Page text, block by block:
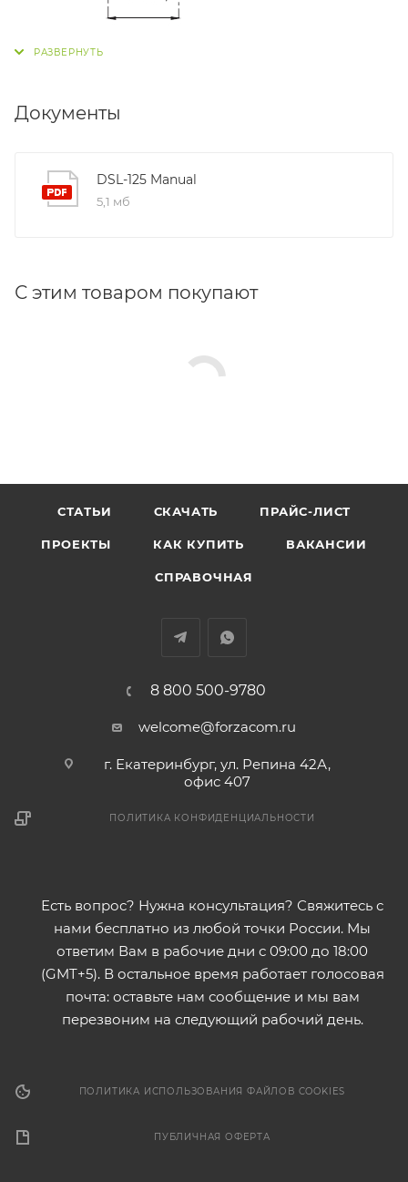
Документы
DSL-125 Manual
5,1 мб
С этим товаром покупают
СТАТЬИ СКАЧАТЬ ПРАЙС-ЛИСТ
ПРОЕКТЫ КАК КУПИТЬ ВАКАНСИИ
СПРАВОЧНАЯ
8 800 500-9780
welcome@forzacom.ru
г. Екатеринбург, ул. Репина 42А,
офис 407
ПОЛИТИКА КОНФИДЕНЦИАЛЬНОСТИ
Есть вопрос? Нужна консультация? Свяжитесь с
нами бесплатно из любой точки России. Мы
ответим Вам в рабочие дни с 09:00 до 18:00
(GMT+5). В остальное время работает голосовая
почта: оставьте нам сообщение и мы вам
перезвоним на следующий рабочий день.
ПОЛИТИКА ИСПОЛЬЗОВАНИЯ ФАЙЛОВ COOKIES
ПУБЛИЧНАЯ ОФЕРТА